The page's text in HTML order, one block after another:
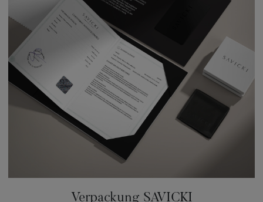
Verpackung SAVICKI